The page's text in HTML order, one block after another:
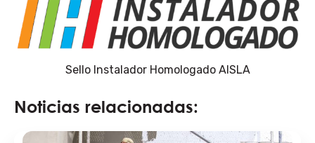
Sello Instalador Homologado AISLA
Noticias relacionadas: